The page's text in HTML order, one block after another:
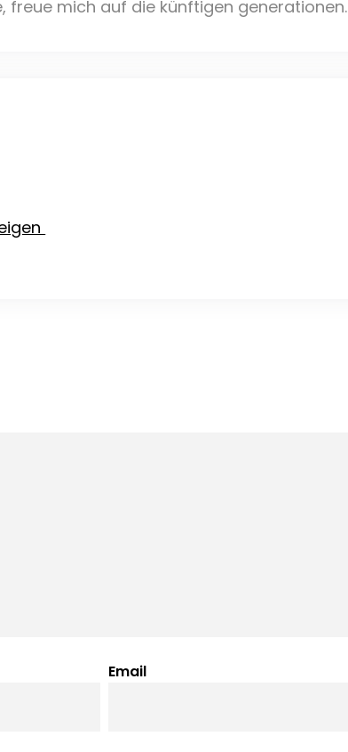
freue mich auf die künftigen generationen.
Email